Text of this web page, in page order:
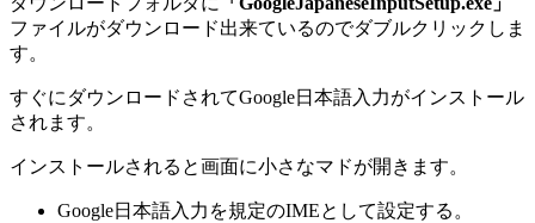
ファイルがダウンロード出来ているのでダブルクリックしま
す。
すぐにダウンロードされてGoogle日本語入力がインストール
されます。
インストールされると画面に小さなマドが開きます。
Google日本語入力を規定のIMEとして設定する。